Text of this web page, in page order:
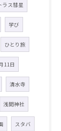
ラス彗星
学び
ひとり旅
11日
清水寺
浅間神社
スタバ